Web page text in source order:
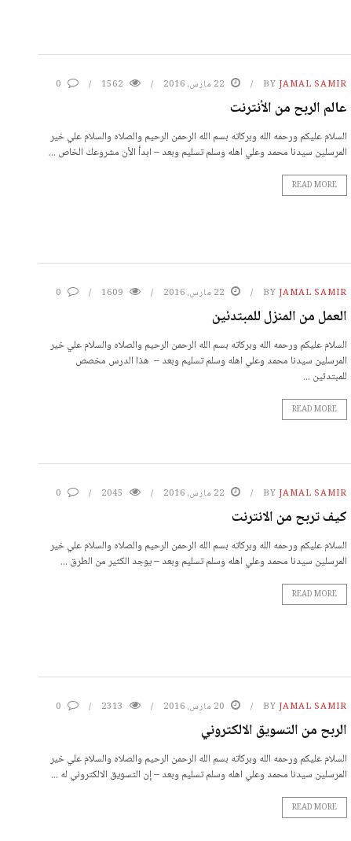
BYJAMAL SAMIR 22 مارس، 2016 1562
0
عالم الربح من الأنترنت
السلام عليكم ورحمه الله وبركاته بسم الله الرحمن الرحيم والصلاه والسلام علي خير
المرسلين سيدنا محمد وعلي اهله وسلم تسليم وبعد – ابدأ الأن مشروعك الخاص ...
READ MORE
BYJAMAL SAMIR 22 مارس، 2016 1609
0
العمل من المنزل للمبتدئين
السلام عليكم ورحمه الله وبركاته بسم الله الرحمن الرحيم والصلاه والسلام علي خير
المرسلين سيدنا محمد وعلي اهله وسلم تسليم وبعد – هذا الدرس مخصص
للمبتدئين ...
READ MORE
BY JAMAL SAMIR 22 مارس، 2016 2045
0
كيف تربح من الانترنت
السلام عليكم ورحمه الله وبركاته بسم الله الرحمن الرحيم والصلاه والسلام علي خير
المرسلين سيدنا محمد وعلي اهله وسلم تسليم وبعد – يوجد الكثير من الطرق ...
READ MORE
BYJAMAL SAMIR 20 مارس، 2016 2313
0
الربح من التسويق الالكتروني
السلام عليكم ورحمه الله وبركاته بسم الله الرحمن الرحيم والصلاه والسلام علي خير
المرسلين سيدنا محمد وعلي اهله وسلم تسليم وبعد – إن التسويق الالكتروني له ...
READ MORE